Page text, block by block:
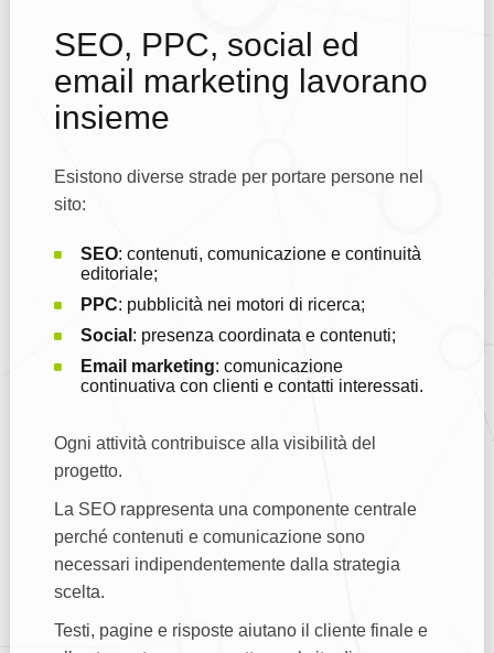
SEO, PPC, social ed
email marketing lavorano
insieme
Esistono diverse strade per portare persone nel
sito:
SEO: contenuti, comunicazione e continuità
editoriale;
PPC: pubblicità nei motori di ricerca;
Social : presenza coordinata e contenuti;
Email marketing: comunicazione
continuativa con clienti e contatti interessati.
Ogni attività contribuisce alla visibilità del
progetto.
La SEO rappresenta una componente centrale
perché contenuti e comunicazione sono
necessari indipendentemente dalla strategia
scelta.
Testi, pagine e risposte aiutano il cliente finale e